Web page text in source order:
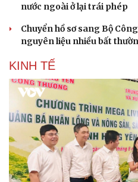
nước ngoài ở lại trái phép
Chuyển hồ sơ sang Bộ
nguyên liệu nhiều bất
KINH TẾ